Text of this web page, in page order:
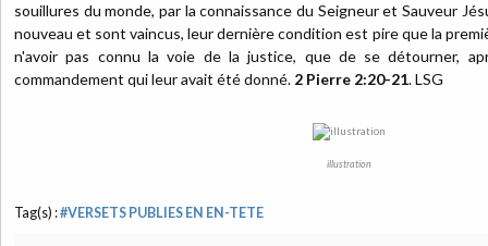
souillures du monde, par la connaissance du Seigneur et Sauveur
nouveau et sont vaincus, leur dernière condition est pire que la
n'avoir pas connu la voie de la justice, que de se détourner,
commandement qui leur avait été donné. 2 Pierre 2:20-21. LSG
illustration
Tag(s) :#VERSETS PUBLIES EN EN-TETE